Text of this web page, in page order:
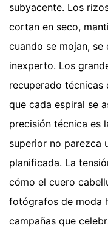
subyacente. Los
cortan en seco,
cuando se mojan, se
inexperto. Los
recuperado
que cada espiral se
precisión técnica es
superior no parezca
planificada. La
cómo el cuero
fotógrafos de moda
campañas que